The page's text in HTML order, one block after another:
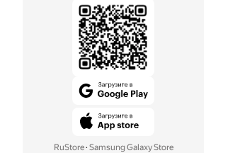
RuStore· Samsung Galaxy Store